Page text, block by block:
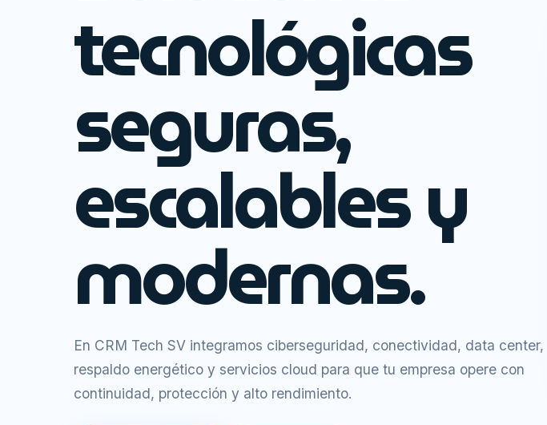
tecnológicas
seguras,
escalables y
modernas.
En CRM Tech SV integramos ciberseguridad, conectividad, data center,
respaldo energético y servicios cloud para que tu empresa opere con
continuidad, protección y alto rendimiento.